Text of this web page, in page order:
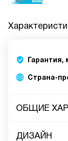
Гарантия,
Страна-
ОБЩИЕ
ДИЗАЙН